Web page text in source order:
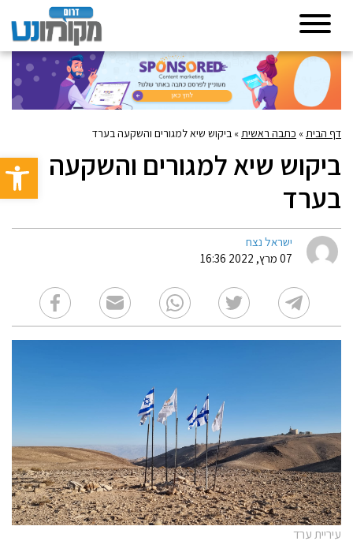
פתח
דף הבית» כתבה ראשית» ביקוש שיא למגורים והשקעה בערד
ביקוש שיא למגורים והשקעה
בערד
ישראל נצח
07 מרץ, 2022 16:36
עיריית ערד